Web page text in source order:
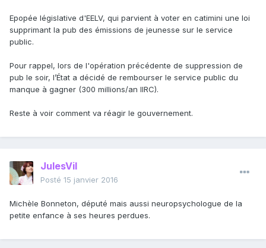
Epopée législative d'EELV, qui parvient à voter en catimini une loi
supprimant la pub des émissions de jeunesse sur le service
public.
Pour rappel, lors de l'opération précédente de suppression de
pub le soir, l’État a décidé de rembourser le service public du
manque à gagner (300 millions/an IIRC).
Reste à voir comment va réagir le gouvernement.
JulesVil
Posté 15 janvier 2016
Michèle Bonneton, député mais aussi neuropsychologue de la
petite enfance à ses heures perdues.